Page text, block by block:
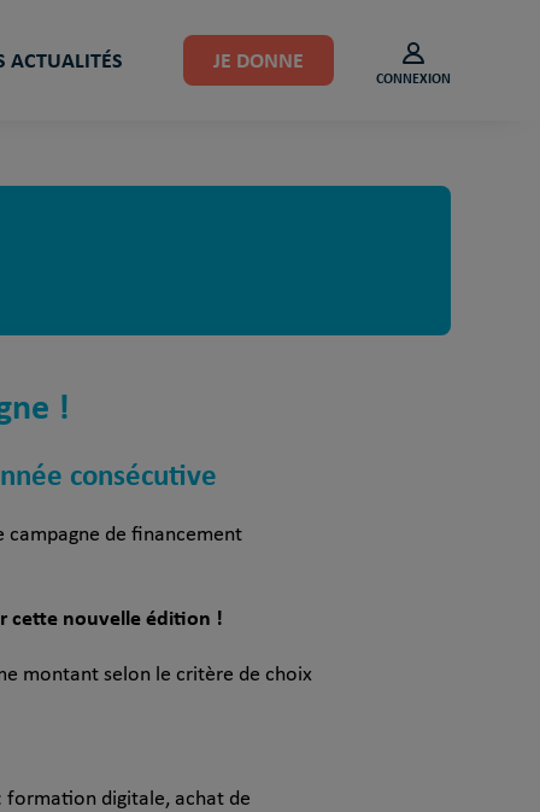
ACTUALITÉS JE DONNE
CONNEXION
!
consécutive
campagne de financement
cette nouvelle édition !
montant selon le critère de choix
formation digitale, achat de